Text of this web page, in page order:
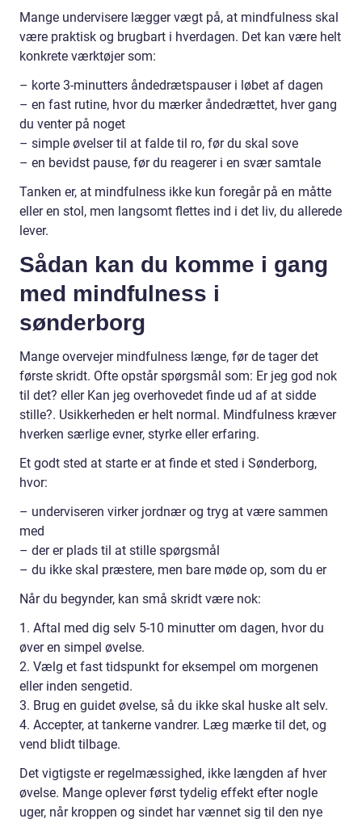
Mange undervisere lægger vægt på, at mindfulness skal
være praktisk og brugbart i hverdagen. Det kan være helt
konkrete værktøjer som:
– korte 3-minutters åndedrætspauser i løbet af dagen
– en fast rutine, hvor du mærker åndedrættet, hver gang
du venter på noget
– simple øvelser til at falde til ro, før du skal sove
– en bevidst pause, før du reagerer i en svær samtale
Tanken er, at mindfulness ikke kun foregår på en måtte
eller en stol, men langsomt flettes ind i det liv, du allerede
lever.
Sådan kan du komme i gang
med mindfulness i
sønderborg
Mange overvejer mindfulness længe, før de tager det
første skridt. Ofte opstår spørgsmål som: Er jeg god nok
til det? eller Kan jeg overhovedet finde ud af at sidde
stille?. Usikkerheden er helt normal. Mindfulness kræver
hverken særlige evner, styrke eller erfaring.
Et godt sted at starte er at finde et sted i Sønderborg,
hvor:
– underviseren virker jordnær og tryg at være sammen
med
– der er plads til at stille spørgsmål
– du ikke skal præstere, men bare møde op, som du er
Når du begynder, kan små skridt være nok:
1. Aftal med dig selv 5-10 minutter om dagen, hvor du
øver en simpel øvelse.
2. Vælg et fast tidspunkt for eksempel om morgenen
eller inden sengetid.
3. Brug en guidet øvelse, så du ikke skal huske alt selv.
4. Accepter, at tankerne vandrer. Læg mærke til det, og
vend blidt tilbage.
Det vigtigste er regelmæssighed, ikke længden af hver
øvelse. Mange oplever først tydelig effekt efter nogle
uger, når kroppen og sindet har vænnet sig til den nye